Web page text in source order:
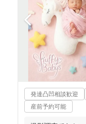
発達凸凹相談歓迎
産前予約可能